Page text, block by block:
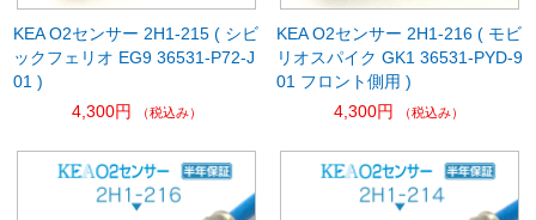
KEA O2センサー 2H1-215 ( シビ
ックフェリオ EG9 36531-P72-J
01 )
4,300円
（税込み）
KEA O2センサー 2H1-216 ( モビ
リオスパイク GK1 36531-PYD-9
01 フロント側用 )
4,300円
（税込み）